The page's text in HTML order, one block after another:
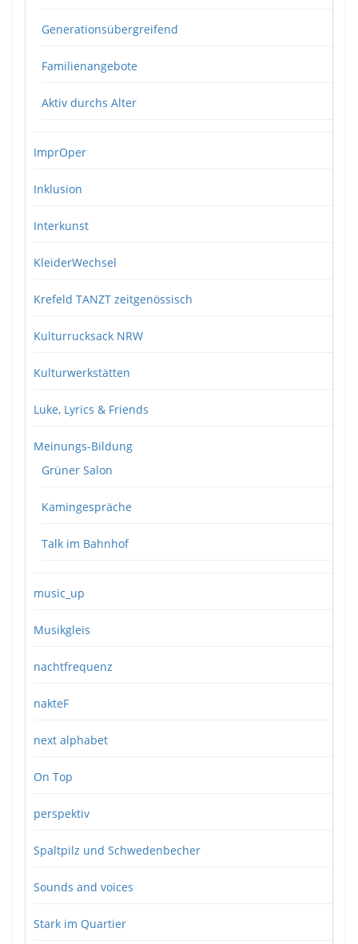
Generationsübergreifend
Familienangebote
Aktiv durchs Alter
ImprOper
Inklusion
Interkunst
KleiderWechsel
Krefeld TANZT zeitgenössisch
Kulturrucksack NRW
Kulturwerkstätten
Luke, Lyrics & Friends
Meinungs-Bildung
Grüner Salon
Kamingespräche
Talk im Bahnhof
music_up
Musikgleis
nachtfrequenz
nakteF
next alphabet
On Top
perspektiv
Spaltpilz und Schwedenbecher
Sounds and voices
Stark im Quartier